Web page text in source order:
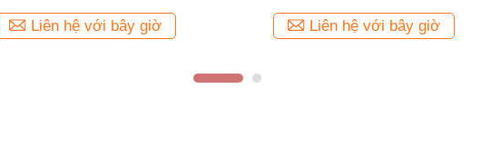
Liên hệ với bây giờ Liên hệ với bây giờ